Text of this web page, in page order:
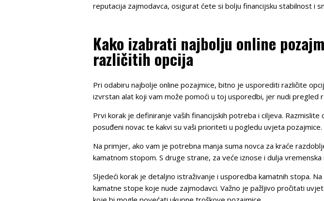
reputacija zajmodavca, osigurat ćete si bolju financijsku stabilnost i
Kako izabrati najbolju online
različitih opcija
Pri odabiru najbolje online pozajmice, bitno je usporediti različite
izvrstan alat koji vam može pomoći u toj usporedbi, jer nudi pregled
Prvi korak je definiranje vaših financijskih potreba i ciljeva.
posuđeni novac te kakvi su vaši prioriteti u pogledu uvjeta pozajmice.
Na primjer, ako vam je potrebna manja suma novca za kraće
kamatnom stopom. S druge strane, za veće iznose i dulja
Sljedeći korak je detaljno istraživanje i usporedba kamatnih stopa.
kamatne stope koje nude zajmodavci. Važno je pažljivo pročitati